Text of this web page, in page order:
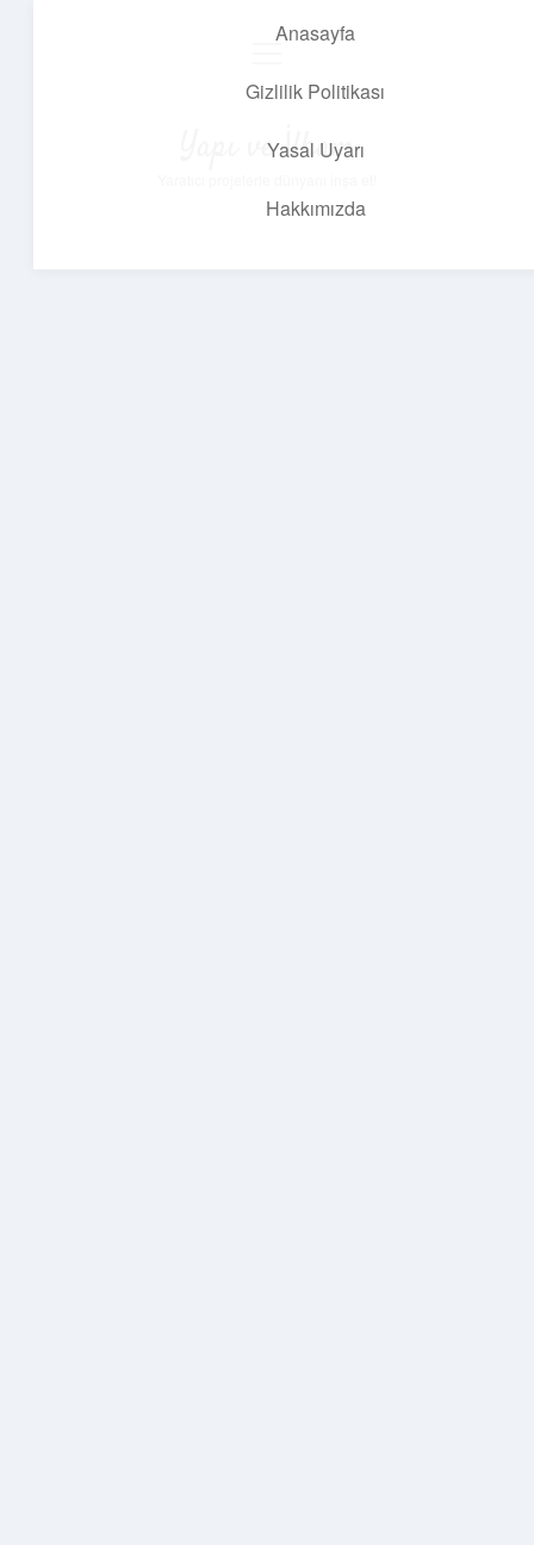
Anasayfa
Gizlilik Politikası
Yasal Uyarı
Hakkımızda
Yapı ve İlham